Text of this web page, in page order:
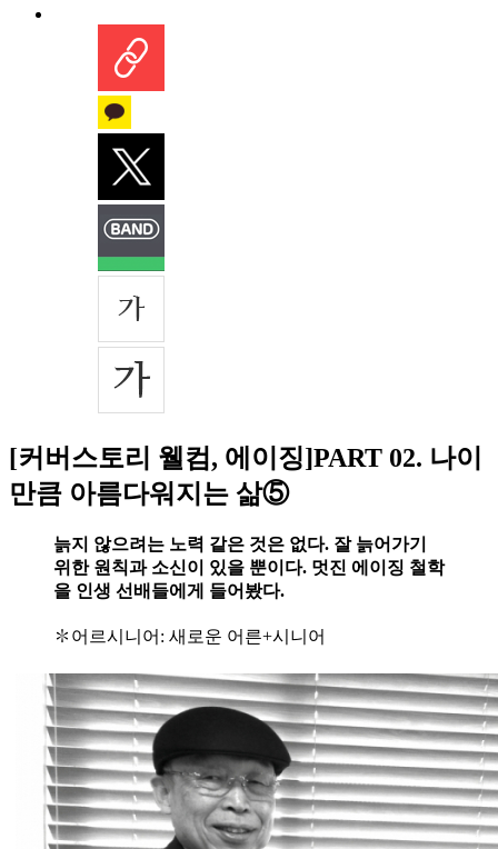
[커버스토리 웰컴, 에이징]PART 02. 나이
만큼 아름다워지는 삶⑤
늙지 않으려는 노력 같은 것은 없다. 잘 늙어가기
위한 원칙과 소신이 있을 뿐이다. 멋진 에이징 철학
을 인생 선배들에게 들어봤다.
✽어르시니어: 새로운 어른+시니어